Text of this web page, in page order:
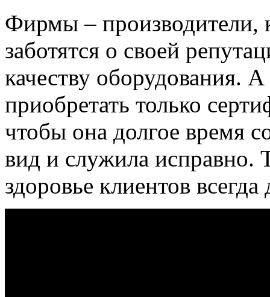
Фирмы – производители,
заботятся о своей
качеству оборудования.
приобретать только
чтобы она долгое время
вид и служила исправно.
здоровье клиентов